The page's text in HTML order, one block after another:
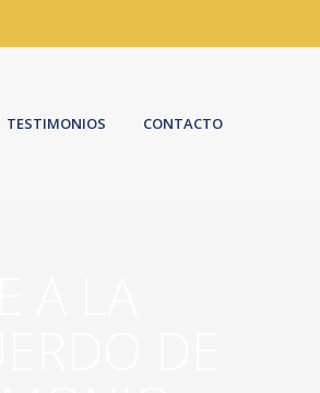
TESTIMONIOS CONTACTO